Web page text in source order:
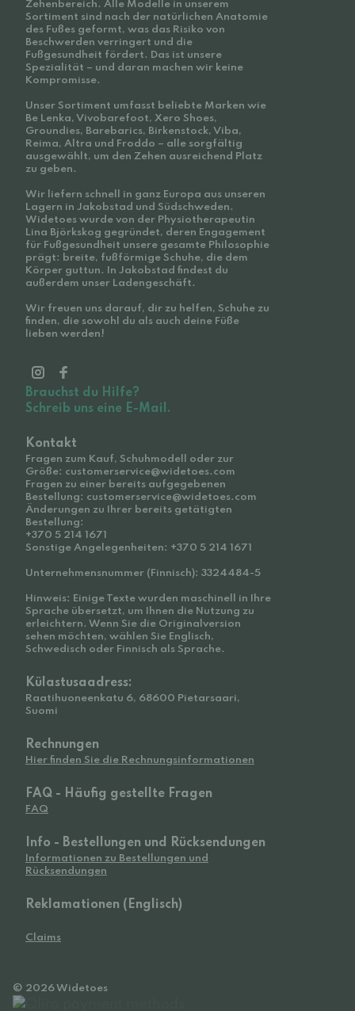
Zehenbereich. Alle Modelle in unserem
Sortiment sind nach der natürlichen Anatomie
des Fußes geformt, was das Risiko von
Beschwerden verringert und die
Fußgesundheit fördert. Das ist unsere
Spezialität – und daran machen wir keine
Kompromisse.
Unser Sortiment umfasst beliebte Marken wie
Be Lenka, Vivobarefoot, Xero Shoes,
Groundies, Barebarics, Birkenstock, Viba,
Reima, Altra und Froddo – alle sorgfältig
ausgewählt, um den Zehen ausreichend Platz
zu geben.
Wir liefern schnell in ganz Europa aus unseren
Lagern in Jakobstad und Südschweden.
Widetoes wurde von der Physiotherapeutin
Lina Björkskog gegründet, deren Engagement
für Fußgesundheit unsere gesamte Philosophie
prägt: breite, fußförmige Schuhe, die dem
Körper guttun. In Jakobstad findest du
außerdem unser Ladengeschäft.
Wir freuen uns darauf, dir zu helfen, Schuhe zu
finden, die sowohl du als auch deine Füße
lieben werden!
Brauchst du Hilfe?
Schreib uns eine E-Mail.
Kontakt
Fragen zum Kauf, Schuhmodell oder zur
Größe: customerservice@widetoes.com
Fragen zu einer bereits aufgegebenen
Bestellung: customerservice@widetoes.com
Änderungen zu Ihrer bereits getätigten
Bestellung:
+370 5 214 1671
Sonstige Angelegenheiten: +370 5 214 1671
Unternehmensnummer (Finnisch): 3324484-5
Hinweis: Einige Texte wurden maschinell in Ihre
Sprache übersetzt, um Ihnen die Nutzung zu
erleichtern. Wenn Sie die Originalversion
sehen möchten, wählen Sie Englisch,
Schwedisch oder Finnisch als Sprache.
Külastusaadress:
Raatihuoneenkatu 6, 68600 Pietarsaari,
Suomi
Rechnungen
Hier finden Sie die Rechnungsinformationen
FAQ - Häufig gestellte Fragen
FAQ
Info - Bestellungen und Rücksendungen
Informationen zu Bestellungen und
Rücksendungen
Reklamationen (Englisch)
Claims
© 2026 Widetoes